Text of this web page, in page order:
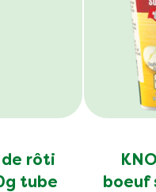
de rôti
tube
boeuf